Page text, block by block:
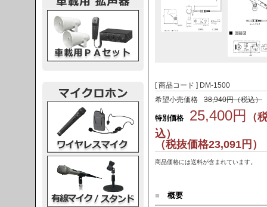
[ 商品コード ] DM-1500
希望小売価格
38,940円（税込）
特別価格 25,400円 （
込）
（税抜価格23,091円）
商品価格には送料が含まれています。
■ 概要